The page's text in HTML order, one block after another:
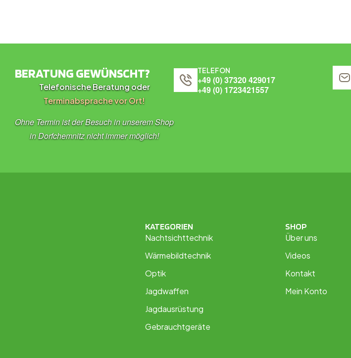
BERATUNG GEWÜNSCHT?
Telefonische Beratung oder
Terminabsprache vor Ort!
Ohne Termin ist der Besuch in unserem Shop
in Dorfchemnitz nicht immer möglich!
TELEFON
+49 (0) 37320 429017
+49 (0) 1723421557
KATEGORIEN
Nachtsichttechnik
Wärmebildtechnik
Optik
Jagdwaffen
Jagdausrüstung
Gebrauchtgeräte
SHOP
Über uns
Videos
Kontakt
Mein Konto